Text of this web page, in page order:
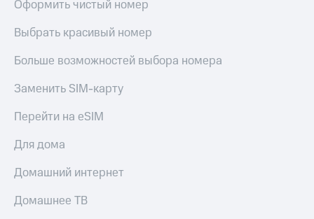
Оформить чистый номер
Выбрать красивый номер
Больше возможностей выбора номера
Заменить SIM-карту
Перейти на eSIM
Для дома
Домашний интернет
Домашнее ТВ